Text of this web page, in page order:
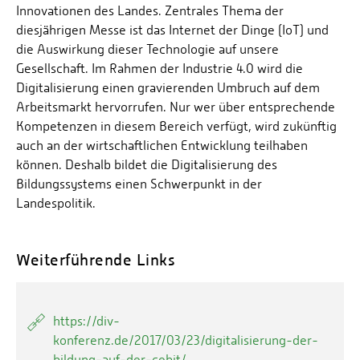
Innovationen des Landes. Zentrales Thema der
diesjährigen Messe ist das Internet der Dinge (IoT) und
die Auswirkung dieser Technologie auf unsere
Gesellschaft. Im Rahmen der Industrie 4.0 wird die
Digitalisierung einen gravierenden Umbruch auf dem
Arbeitsmarkt hervorrufen. Nur wer über entsprechende
Kompetenzen in diesem Bereich verfügt, wird zukünftig
auch an der wirtschaftlichen Entwicklung teilhaben
können. Deshalb bildet die Digitalisierung des
Bildungssystems einen Schwerpunkt in der
Landespolitik.
Weiterführende Links
https://div-
konferenz.de/2017/03/23/digitalisierung-der-